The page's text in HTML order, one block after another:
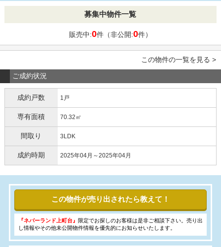
募集中物件一覧
販売中:0件（非公開:0件）
この物件の一覧を見る >
ご成約状況
成約戸数 1戸
専有面積 70.32㎡
間取り 3LDK
成約時期 2025年04月～2025年04月
この物件が売り出されたら教えて！
『ネバーランド上町台』
限定でお探しのお客様は是非ご相談下さい。売り出
し情報やその他未公開物件情報を優先的にお知らせいたします。